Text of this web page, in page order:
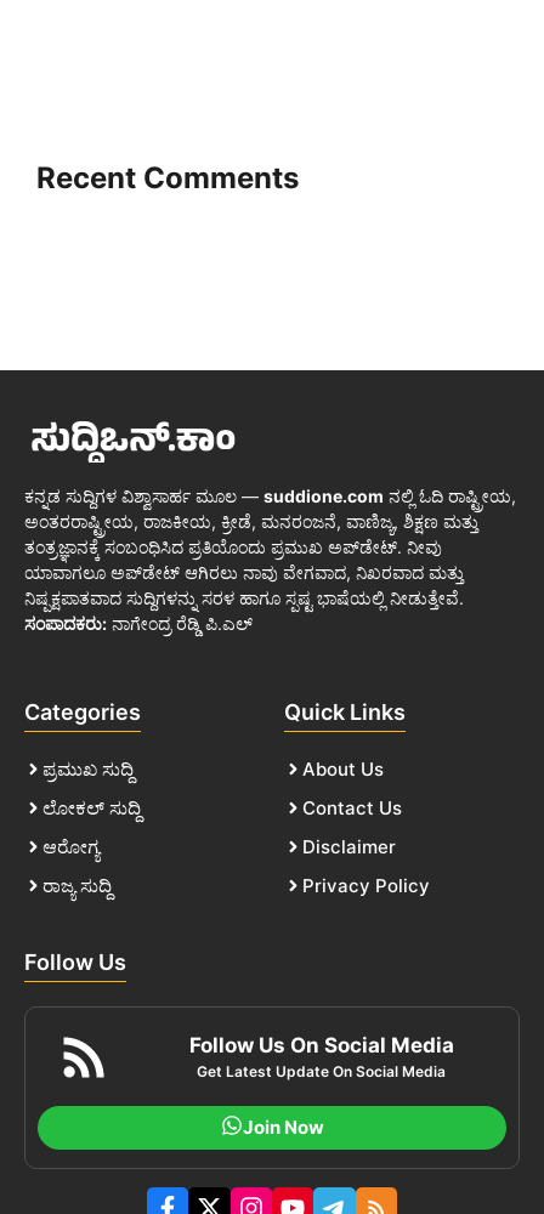
Recent Comments
ಕನ್ನಡ ಸುದ್ದಿಗಳ ವಿಶ್ವಾಸಾರ್ಹ ಮೂಲ — suddione.com ನಲ್ಲಿ ಓದಿ ರಾಷ್ಟ್ರೀಯ,
ಅಂತರರಾಷ್ಟ್ರೀಯ, ರಾಜಕೀಯ, ಕ್ರೀಡೆ, ಮನರಂಜನೆ, ವಾಣಿಜ್ಯ, ಶಿಕ್ಷಣ ಮತ್ತು
ತಂತ್ರಜ್ಞಾನಕ್ಕೆ ಸಂಬಂಧಿಸಿದ ಪ್ರತಿಯೊಂದು ಪ್ರಮುಖ ಅಪ್‌ಡೇಟ್. ನೀವು
ಯಾವಾಗಲೂ ಅಪ್‌ಡೇಟ್ ಆಗಿರಲು ನಾವು ವೇಗವಾದ, ನಿಖರವಾದ ಮತ್ತು
ನಿಷ್ಪಕ್ಷಪಾತವಾದ ಸುದ್ದಿಗಳನ್ನು ಸರಳ ಹಾಗೂ ಸ್ಪಷ್ಟ ಭಾಷೆಯಲ್ಲಿ ನೀಡುತ್ತೇವೆ.
ಸಂಪಾದಕರು: ನಾಗೇಂದ್ರ ರೆಡ್ಡಿ ಪಿ.ಎಲ್
Categories
ಪ್ರಮುಖ ಸುದ್ದಿ
ಲೋಕಲ್ ಸುದ್ದಿ
ಆರೋಗ್ಯ
ರಾಜ್ಯ ಸುದ್ದಿ
Quick Links
About Us
Contact Us
Disclaimer
Privacy Policy
Follow Us
Follow Us On Social Media
Get Latest Update On Social Media
Join Now